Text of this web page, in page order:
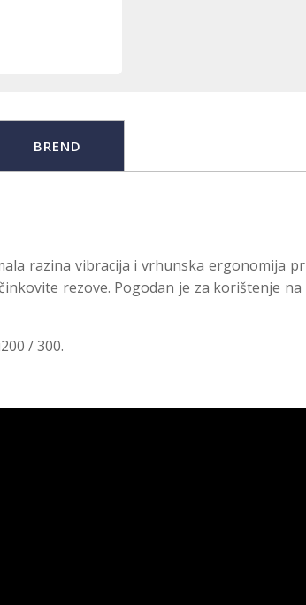
BREND
razina vibracija i vrhunska ergonomija
rezove. Pogodan je za korištenje
/ 300.